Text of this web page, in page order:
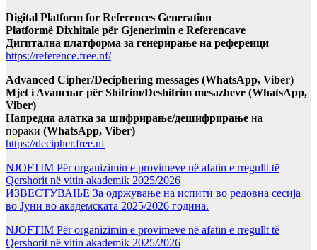
Digital Platform for References Generation
Platformë Dixhitale për Gjenerimin e Referencave
Дигитална платформа за генерирање на референци
https://reference.free.nf/
Advanced Cipher/Deciphering messages (WhatsApp, Viber)
Mjet i Avancuar për Shifrim/Deshifrim mesazheve (WhatsApp,
Viber)
Напредна алатка за шифрирање/дешифрирање на
пораки (WhatsApp, Viber)
https://decipher.free.nf
NJOFTIM Për organizimin e provimeve në afatin e rregullt të
Qershorit në vitin akademik 2025/2026
ИЗВЕСТУВАЊЕ За одржување на испити во редовна сесија
во Јуни во академската 2025/2026 година.
NJOFTIM Për organizimin e provimeve në afatin e rregullt të
Qershorit në vitin akademik 2025/2026